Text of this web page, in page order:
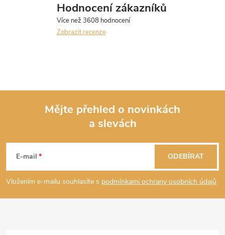
Hodnocení zákazníků
Zobrazit recenze
p
a
Mějte přehled o novinkách
a slevách
E-mail
Vložením e-mailu souhlasíte s podmínkami ochrany osobních údajů
ODEBÍRAT